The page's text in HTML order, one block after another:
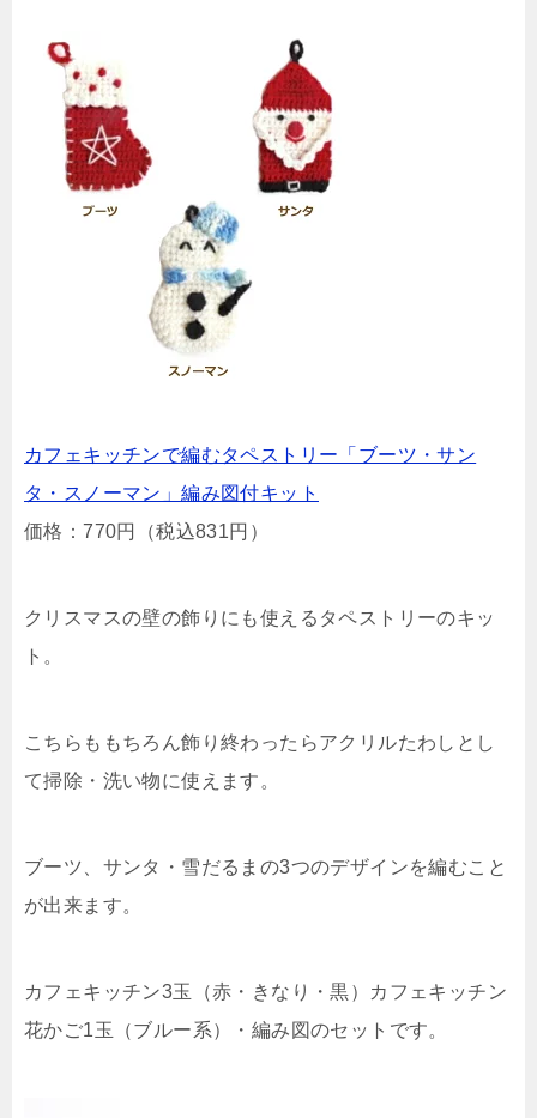
カフェキッチンで編むタペストリー「ブーツ・サン
タ・スノーマン」編み図付キット
価格：770円（税込831円）
クリスマスの壁の飾りにも使えるタペストリーのキッ
ト。
こちらももちろん飾り終わったらアクリルたわしとし
て掃除・洗い物に使えます。
ブーツ、サンタ・雪だるまの3つのデザインを編むこと
が出来ます。
カフェキッチン3玉（赤・きなり・黒）カフェキッチン
花かご1玉（ブルー系）・編み図のセットです。